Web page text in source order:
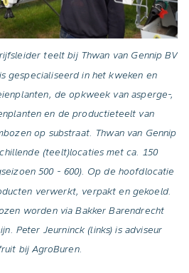
teelt bij Thwan van Gennip BV
gespecialiseerd in het kweken en
de opkweek van asperge-,
en de productieteelt van
op substraat. Thwan van Gennip
(teelt)locaties met ca. 150
500 - 600). Op de hoofdlocatie
verwerkt, verpakt en gekoeld.
worden via Bakker Barendrecht
Peter Jeurninck (links) is adviseur
bij AgroBuren.